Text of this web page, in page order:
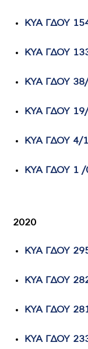
ΚΥΑ ΓΔΟΥ
ΚΥΑ ΓΔΟΥ
ΚΥΑ ΓΔΟΥ
ΚΥΑ ΓΔΟΥ
ΚΥΑ ΓΔΟΥ 4/
ΚΥΑ ΓΔΟΥ 1 /
2020
ΚΥΑ ΓΔΟΥ
ΚΥΑ ΓΔΟΥ
ΚΥΑ ΓΔΟΥ
ΚΥΑ ΓΔΟΥ